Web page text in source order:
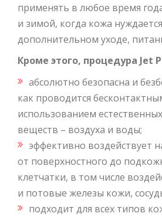
применять в любое время
и зимой, когда кожа
дополнительном уходе,
Кроме этого, процедура Jet
абсолютно безопасна и
как проводится
использованием
веществ – воздуха и воды;
эффективно воздействует
от поверхностного до
клетчатки, в том числе
и потовые железы кожи,
подходит для всех типов